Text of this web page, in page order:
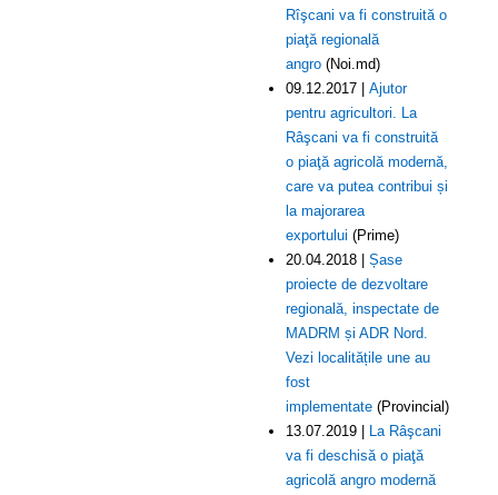
Rîşcani va fi construită o
piaţă regională
angro(Noi.md)
09.12.2017 | Ajutor
pentru agricultori. La
Râşcani va fi construită
o piaţă agricolă modernă,
care va putea contribui și
la majorarea
exportului (Prime)
20.04.2018 | Șase
proiecte de dezvoltare
regională, inspectate de
MADRM și ADR Nord.
Vezi localitățile une au
fost
implementate(Provincial)
13.07.2019 |
La Râşcani
va fi deschisă o piaţă
agricolă angro modernă